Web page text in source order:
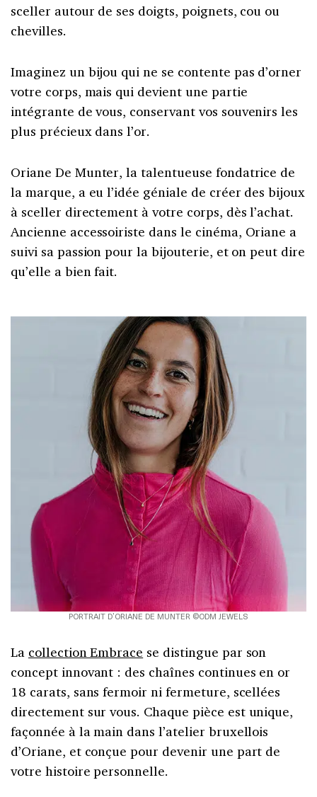
sceller autour de ses doigts, poignets, cou ou
chevilles.
Imaginez un bijou qui ne se contente pas d’orner
votre corps, mais qui devient une partie
intégrante de vous, conservant vos souvenirs les
plus précieux dans l’or.
Oriane De Munter, la talentueuse fondatrice de
la marque, a eu l’idée géniale de créer des bijoux
à sceller directement à votre corps, dès l’achat.
Ancienne accessoiriste dans le cinéma, Oriane a
suivi sa passion pour la bijouterie, et on peut dire
qu’elle a bien fait.
PORTRAIT D’ORIANE DE MUNTER ©ODM JEWELS
La collection Embrace se distingue par son
concept innovant : des chaînes continues en or
18 carats, sans fermoir ni fermeture, scellées
directement sur vous. Chaque pièce est unique,
façonnée à la main dans l’atelier bruxellois
d’Oriane, et conçue pour devenir une part de
votre histoire personnelle.